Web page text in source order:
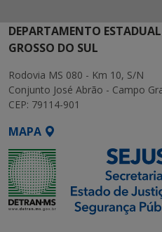
DEPARTAMENTO
GROSSO DO SUL
Rodovia MS 080 - Km 10, S/N
Conjunto José Abrão - Campo
CEP: 79114-901
MAPA